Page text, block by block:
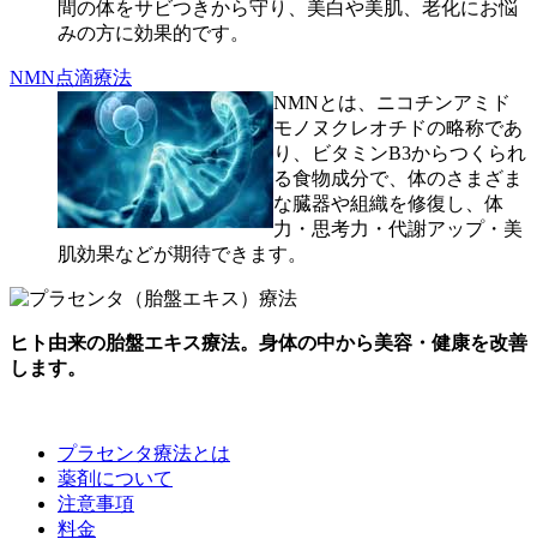
間の体をサビつきから守り、美白や美肌、老化にお悩
みの方に効果的です。
NMN点滴療法
NMNとは、ニコチンアミド
モノヌクレオチドの略称であ
り、ビタミンB3からつくられ
る食物成分で、体のさまざま
な臓器や組織を修復し、体
力・思考力・代謝アップ・美
肌効果などが期待できます。
ヒト由来の胎盤エキス療法。身体の中から美容・健康を改善
します。
プラセンタ療法とは
薬剤について
注意事項
料金